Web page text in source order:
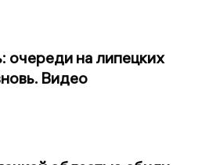
очереди на липецких
Видео